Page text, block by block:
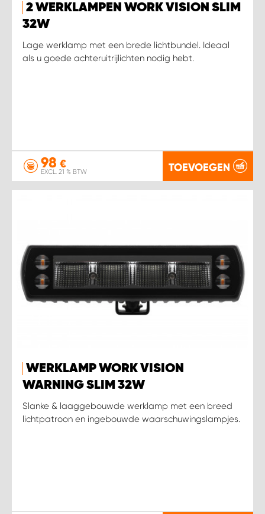
2 WERKLAMPEN WORK VISION SLIM
32W
Lage werklamp met een brede lichtbundel. Ideaal
als u goede achteruitrijlichten nodig hebt.
98 €
EXCL. 21 % BTW TOEVOEGEN
WERKLAMP WORK VISION
WARNING SLIM 32W
Slanke & laaggebouwde werklamp met een breed
lichtpatroon en ingebouwde waarschuwingslampjes.
WORK SYSTEM UITHOORN
WORK SYSTEM WILLEMSTAD